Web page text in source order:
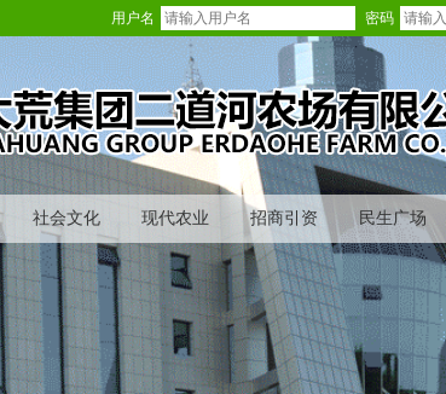
用户名 密码
社会文化 现代农业 招商引资 民生广场